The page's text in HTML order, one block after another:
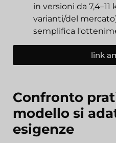
in versioni da
varianti/del
semplifica
link
Confronto
modello si
esigenze